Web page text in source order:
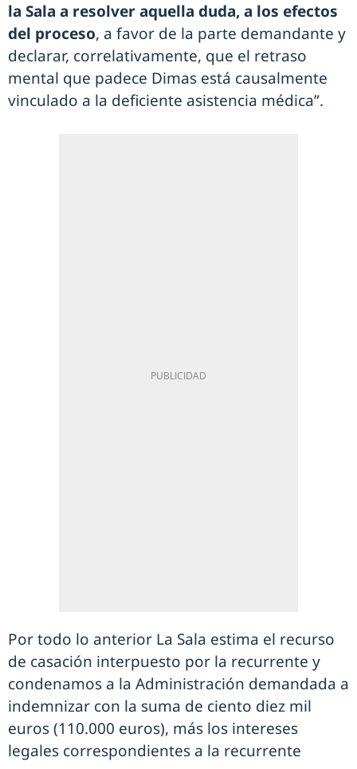
la Sala a resolver aquella duda, a los efectos
del proceso, a favor de la parte demandante y
declarar, correlativamente, que el retraso
mental que padece Dimas está causalmente
vinculado a la deficiente asistencia médica”.
Por todo lo anterior La Sala estima el recurso
de casación interpuesto por la recurrente y
condenamos a la Administración demandada a
indemnizar con la suma de ciento diez mil
euros (110.000 euros), más los intereses
legales correspondientes a la recurrente